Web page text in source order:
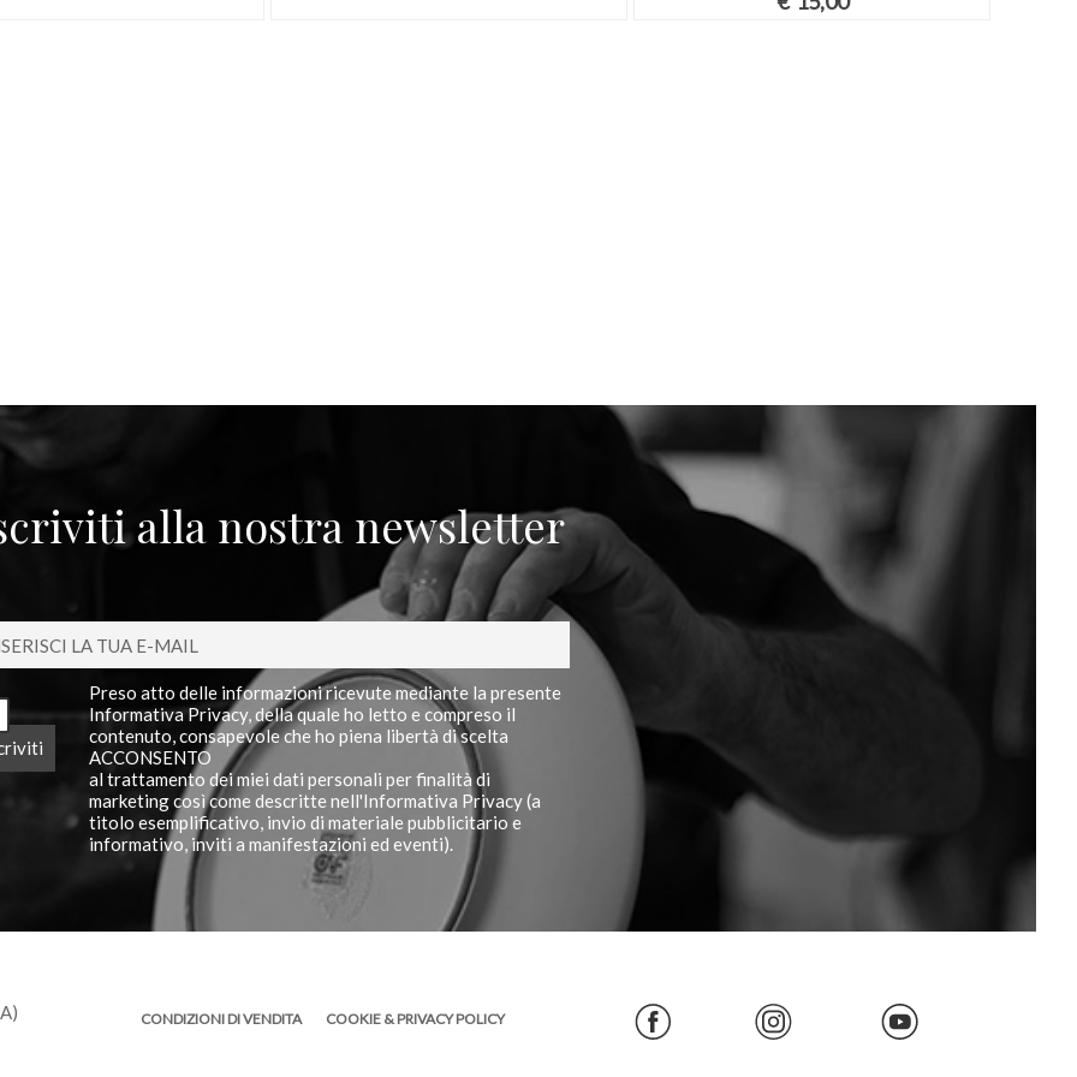
alla nostra newsletter
Preso atto delle informazioni ricevute mediante la presente
Informativa Privacy, della quale ho letto e compreso il
contenuto, consapevole che ho piena libertà di scelta
ACCONSENTO
al trattamento dei miei dati personali per finalità di
marketing così come descritte nell'Informativa Privacy (a
titolo esemplificativo, invio di materiale pubblicitario e
informativo, inviti a manifestazioni ed eventi).
CONDIZIONI DI VENDITA COOKIE & PRIVACY POLICY